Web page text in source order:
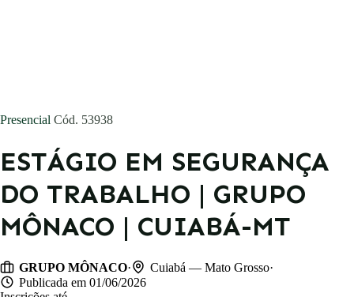
Presencial Cód. 53938
ESTÁGIO EM SEGURANÇA
DO TRABALHO | GRUPO
MÔNACO | CUIABÁ-MT
GRUPO MÔNACO· Cuiabá — Mato Grosso·
Publicada em 01/06/2026